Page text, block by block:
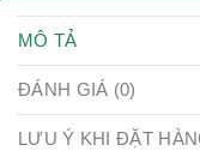
MÔ TẢ
ĐÁNH GIÁ (0)
LƯU Ý KHI ĐẶT